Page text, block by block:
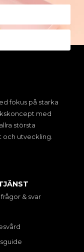
fokus på starka
med
största
utveckling.
& svar